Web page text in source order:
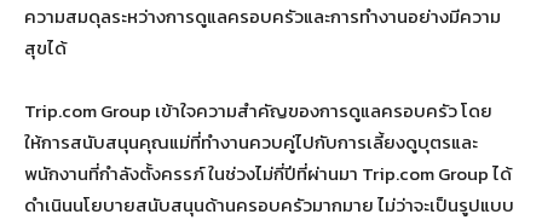
ความสมดุลระหว่างการดูแลครอบครัวและการทำงานอย่างมีความ
สุขได้
Trip.com Group เข้าใจความสำคัญของการดูแลครอบครัว โดย
ให้การสนับสนุนคุณแม่ที่ทำงานควบคู่ไปกับการเลี้ยงดูบุตรและ
พนักงานที่กำลังตั้งครรภ์ ในช่วงไม่กี่ปีที่ผ่านมา Trip.com Group ได้
ดำเนินนโยบายสนับสนุนด้านครอบครัวมากมาย ไม่ว่าจะเป็นรูปแบบ